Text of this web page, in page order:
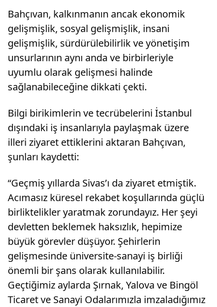
Bahçıvan, kalkınmanın ancak ekonomik
gelişmişlik, sosyal gelişmişlik, insani
gelişmişlik, sürdürülebilirlik ve yönetişim
unsurlarının aynı anda ve birbirleriyle
uyumlu olarak gelişmesi halinde
sağlanabileceğine dikkati çekti.
Bilgi birikimlerin ve tecrübelerini İstanbul
dışındaki iş insanlarıyla paylaşmak üzere
illeri ziyaret ettiklerini aktaran Bahçıvan,
şunları kaydetti:
“Geçmiş yıllarda Sivas’ı da ziyaret etmiştik.
Acımasız küresel rekabet koşullarında güçlü
birliktelikler yaratmak zorundayız. Her şeyi
devletten beklemek haksızlık, hepimize
büyük görevler düşüyor. Şehirlerin
gelişmesinde üniversite-sanayi iş birliği
önemli bir şans olarak kullanılabilir.
Geçtiğimiz aylarda Şırnak, Yalova ve Bingöl
Ticaret ve Sanayi Odalarımızla imzaladığımız